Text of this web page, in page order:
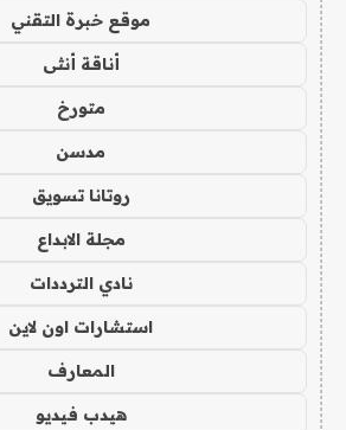
موقع خبرة التقني
أناقة أنثى
متورخ
مدسن
روتانا تسويق
مجلة الابداع
نادي الترددات
استشارات اون لاين
المعارف
هيدب فيديو